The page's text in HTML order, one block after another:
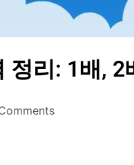
정리: 1배,